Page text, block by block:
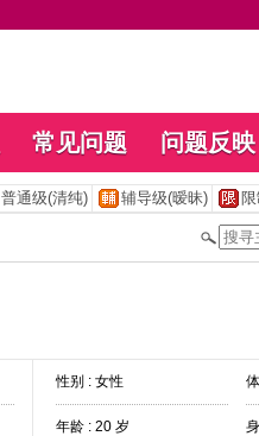
常见问题 问题反映
普通级(清纯) 辅导级(暧昧)
性别 : 女性
年龄 : 20 岁